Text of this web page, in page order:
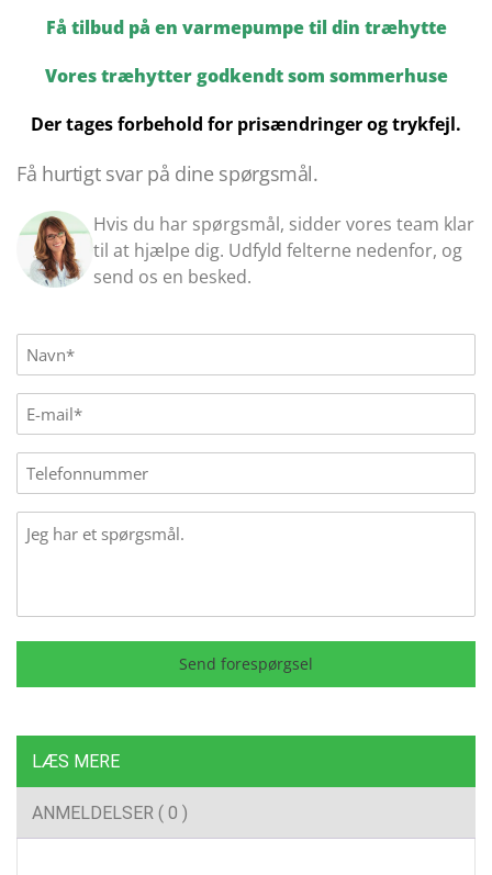
Få tilbud på en varmepumpe til din træhytte
Vores træhytter godkendt som sommerhuse
Der tages forbehold for prisændringer og trykfejl.
Få hurtigt svar på dine spørgsmål.
Hvis du har spørgsmål, sidder vores team klar
til at hjælpe dig. Udfyld felterne nedenfor, og
send os en besked.
Name(Påkrævet)
E-
mail(Påkrævet)
Phone
Message
Send forespørgsel
LÆS MERE
ANMELDELSER ( 0 )